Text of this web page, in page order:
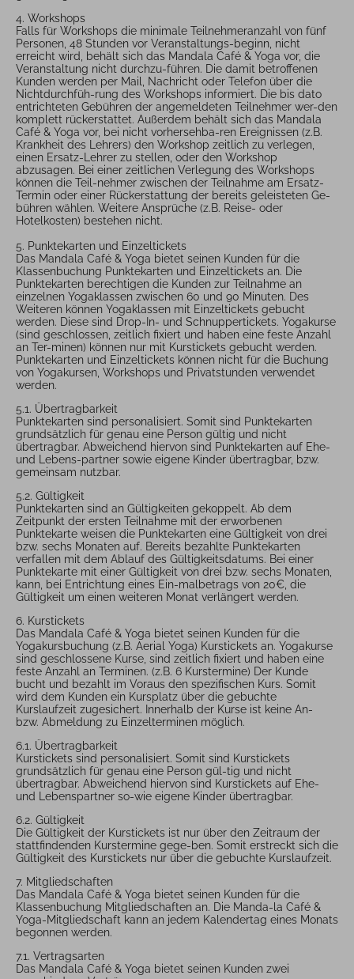
4. Workshops
Falls für Workshops die minimale Teilnehmeranzahl von fünf
Personen, 48 Stunden vor Veranstaltungs-beginn, nicht
erreicht wird, behält sich das Mandala Café & Yoga vor, die
Veranstaltung nicht durchzu-führen. Die damit betroffenen
Kunden werden per Mail, Nachricht oder Telefon über die
Nichtdurchfüh-rung des Workshops informiert. Die bis dato
entrichteten Gebühren der angemeldeten Teilnehmer wer-den
komplett rückerstattet. Außerdem behält sich das Mandala
Café & Yoga vor, bei nicht vorhersehba-ren Ereignissen (z.B.
Krankheit des Lehrers) den Workshop zeitlich zu verlegen,
einen Ersatz-Lehrer zu stellen, oder den Workshop
abzusagen. Bei einer zeitlichen Verlegung des Workshops
können die Teil-nehmer zwischen der Teilnahme am Ersatz-
Termin oder einer Rückerstattung der bereits geleisteten Ge-
bühren wählen. Weitere Ansprüche (z.B. Reise- oder
Hotelkosten) bestehen nicht.
5. Punktekarten und Einzeltickets
Das Mandala Café & Yoga bietet seinen Kunden für die
Klassenbuchung Punktekarten und Einzeltickets an. Die
Punktekarten berechtigen die Kunden zur Teilnahme an
einzelnen Yogaklassen zwischen 60 und 90 Minuten. Des
Weiteren können Yogaklassen mit Einzeltickets gebucht
werden. Diese sind Drop-In- und Schnuppertickets. Yogakurse
(sind geschlossen, zeitlich fixiert und haben eine feste Anzahl
an Ter-minen) können nur mit Kurstickets gebucht werden.
Punktekarten und Einzeltickets können nicht für die Buchung
von Yogakursen, Workshops und Privatstunden verwendet
werden.
5.1. Übertragbarkeit
Punktekarten sind personalisiert. Somit sind Punktekarten
grundsätzlich für genau eine Person gültig und nicht
übertragbar. Abweichend hiervon sind Punktekarten auf Ehe-
und Lebens-partner sowie eigene Kinder übertragbar, bzw.
gemeinsam nutzbar.
5.2. Gültigkeit
Punktekarten sind an Gültigkeiten gekoppelt. Ab dem
Zeitpunkt der ersten Teilnahme mit der erworbenen
Punktekarte weisen die Punktekarten eine Gültigkeit von drei
bzw. sechs Monaten auf. Bereits bezahlte Punktekarten
verfallen mit dem Ablauf des Gültigkeitsdatums. Bei einer
Punktekarte mit einer Gültigkeit von drei bzw. sechs Monaten,
kann, bei Entrichtung eines Ein-malbetrags von 20€, die
Gültigkeit um einen weiteren Monat verlängert werden.
6. Kurstickets
Das Mandala Café & Yoga bietet seinen Kunden für die
Yogakursbuchung (z.B. Aerial Yoga) Kurstickets an. Yogakurse
sind geschlossene Kurse, sind zeitlich fixiert und haben eine
feste Anzahl an Terminen. (z.B. 6 Kurstermine) Der Kunde
bucht und bezahlt im Voraus den spezifischen Kurs. Somit
wird dem Kunden ein Kursplatz über die gebuchte
Kurslaufzeit zugesichert. Innerhalb der Kurse ist keine An-
bzw. Abmeldung zu Einzelterminen möglich.
6.1. Übertragbarkeit
Kurstickets sind personalisiert. Somit sind Kurstickets
grundsätzlich für genau eine Person gül-tig und nicht
übertragbar. Abweichend hiervon sind Kurstickets auf Ehe-
und Lebenspartner so-wie eigene Kinder übertragbar.
6.2. Gültigkeit
Die Gültigkeit der Kurstickets ist nur über den Zeitraum der
stattfindenden Kurstermine gege-ben. Somit erstreckt sich die
Gültigkeit des Kurstickets nur über die gebuchte Kurslaufzeit.
7. Mitgliedschaften
Das Mandala Café & Yoga bietet seinen Kunden für die
Klassenbuchung Mitgliedschaften an. Die Manda-la Café &
Yoga-Mitgliedschaft kann an jedem Kalendertag eines Monats
begonnen werden.
7.1. Vertragsarten
Das Mandala Café & Yoga bietet seinen Kunden zwei